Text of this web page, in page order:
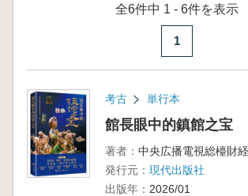
全6件中 1 - 6件を表示
1
考古 単行本
館長眼中的鎮館之宝
著者： 中央広播電視総檯財
発行元： 現代出版社
出版年： 2026/01